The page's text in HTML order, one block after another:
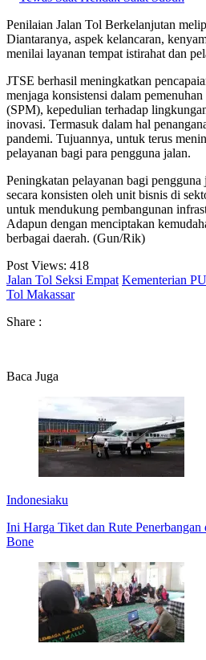
Penilaian Jalan Tol Berkelanjutan
Diantaranya, aspek kelancaran,
menilai layanan tempat istirahat dan
JTSE berhasil meningkatkan
menjaga konsistensi dalam
(SPM), kepedulian terhadap
inovasi. Termasuk dalam hal
pandemi. Tujuannya, untuk terus
pelayanan bagi para pengguna jalan.
Peningkatan pelayanan bagi
secara konsisten oleh unit bisnis di
untuk mendukung pembangunan
Adapun dengan menciptakan
berbagai daerah. (Gun/Rik)
Post Views: 418
Jalan Tol Seksi Empat Kementerian
Tol Makassar
Share :
Baca Juga
Indonesiaku
Ini Harga Tiket dan Rute
Bone